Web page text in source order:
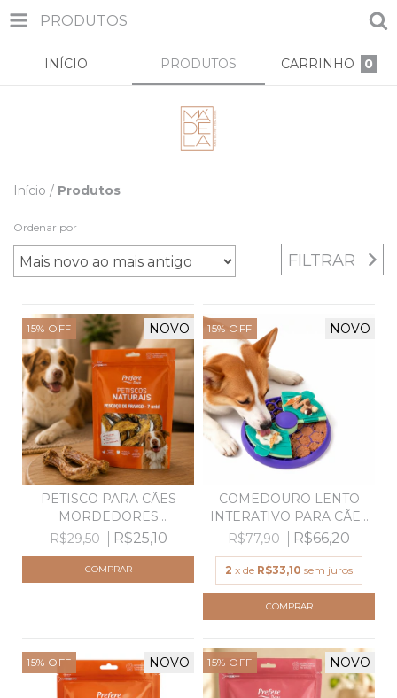
PRODUTOS
INÍCIO PRODUTOS CARRINHO 0
Início / Produtos
Ordenar por
FILTRAR
15% OFF NOVO
PETISCO PARA CÃES
MORDEDORES
DESIDRATADO...
R$29,50 R$25,10
15% OFF NOVO
COMEDOURO LENTO
INTERATIVO PARA CÃES
- J...
R$77,90 R$66,20
2 x de R$33,10 sem juros
15% OFF NOVO 15% OFF NOVO